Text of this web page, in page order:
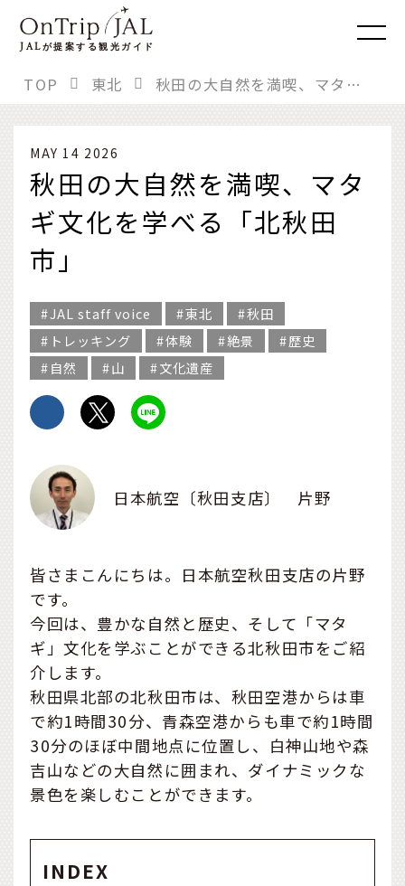
JALが提案する観光ガイド
TOP 東北 秋田の大自然を満喫、マタギ文化を学べる「北秋田市」
MAY 14 2026
秋田の大自然を満喫、マタ
ギ文化を学べる「北秋田
市」
JAL staff voice 東北
秋田
トレッキング
体験 絶景
歴史
自然
山 文化遺産
日本航空〔秋田支店〕 片野
皆さまこんにちは。日本航空秋田支店の片野
です。
今回は、豊かな自然と歴史、そして「マタ
ギ」文化を学ぶことができる北秋田市をご紹
介します。
秋田県北部の北秋田市は、秋田空港からは車
で約1時間30分、青森空港からも車で約1時間
30分のほぼ中間地点に位置し、白神山地や森
吉山などの大自然に囲まれ、ダイナミックな
景色を楽しむことができます。
INDEX